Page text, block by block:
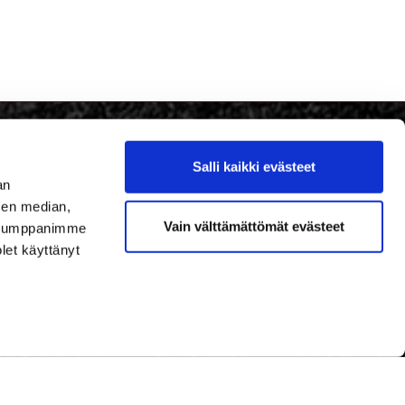
median,
käyttänyt
Salli kaikki evästeet
Vain välttämättömät evästeet